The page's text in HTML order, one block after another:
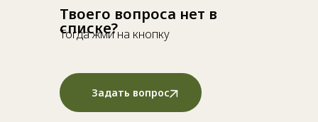
Твоего вопроса нет в
списке?
Тогда жми на кнопку
Задать вопрос